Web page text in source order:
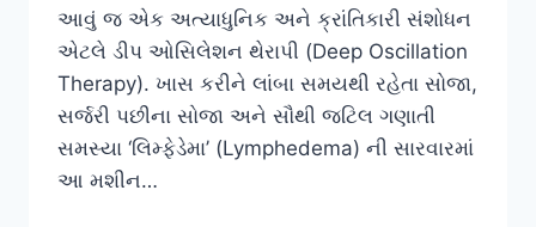
આવું જ એક અત્યાધુનિક અને ક્રાંતિકારી સંશોધન
એટલે ડીપ ઓસિલેશન થેરાપી (Deep Oscillation
Therapy). ખાસ કરીને લાંબા સમયથી રહેતા સોજા,
સર્જરી પછીના સોજા અને સૌથી જટિલ ગણાતી
સમસ્યા ‘લિમ્ફેડેમા’ (Lymphedema) ની સારવારમાં
આ મશીન…